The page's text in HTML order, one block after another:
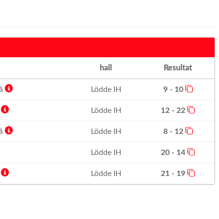
hall Resultat
Lödde IH 9 - 10
Lödde IH 12 - 22
Lödde IH 8 - 12
Lödde IH 20 - 14
Lödde IH 21 - 19